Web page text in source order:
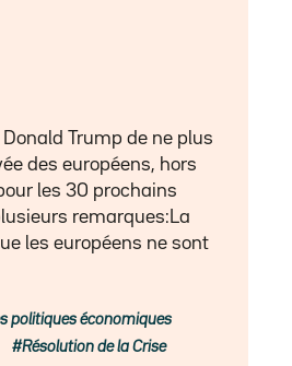
Donald Trump de ne plus
des européens, hors
les 30 prochains
remarques:La
les européens ne sont
politiques économiques
Résolution de la Crise